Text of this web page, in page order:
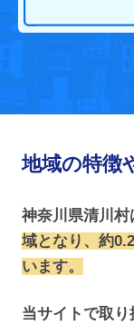
地域の特徴
神奈川県清川村
域となり、約
います。
当サイトで取